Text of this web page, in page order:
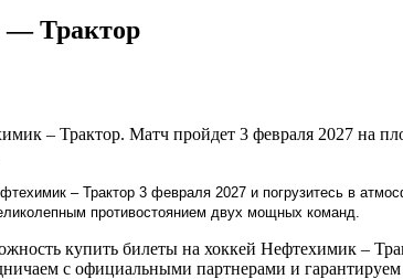
— Трактор
– Трактор. Матч пройдет 3 февраля 2027
– Трактор 3 февраля 2027 и погрузитесь в
противостоянием двух мощных команд.
купить билеты на хоккей Нефтехимик –
с официальными партнерами и гарантируем